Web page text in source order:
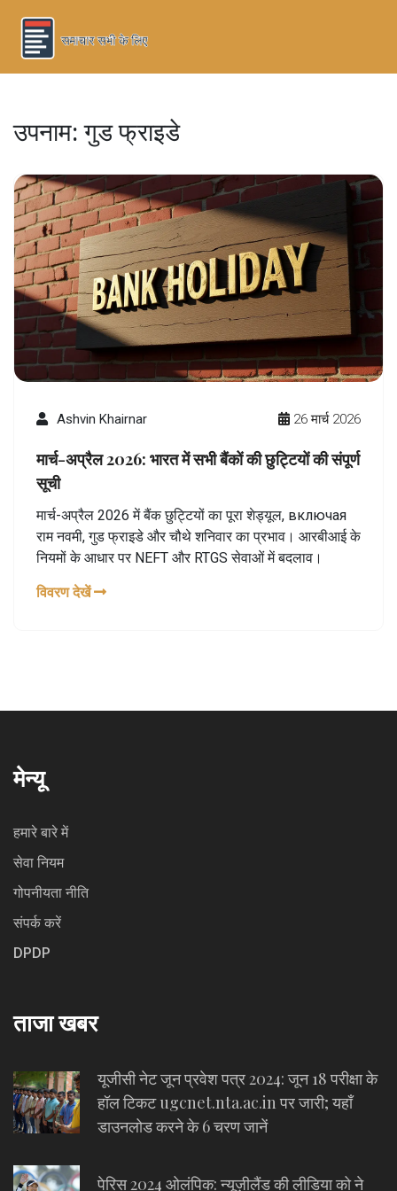
उपनाम: गुड फ्राइडे
Ashvin Khairnar 26 मार्च 2026
मार्च-अप्रैल 2026: भारत में सभी बैंकों की छुट्टियों की संपूर्ण
सूची
मार्च-अप्रैल 2026 में बैंक छुट्टियों का पूरा शेड्यूल, включая
राम नवमी, गुड फ्राइडे और चौथे शनिवार का प्रभाव। आरबीआई के
नियमों के आधार पर NEFT और RTGS सेवाओं में बदलाव।
विवरण देखें
मेन्यू
हमारे बारे में
सेवा नियम
गोपनीयता नीति
संपर्क करें
DPDP
ताजा खबर
यूजीसी नेट जून प्रवेश पत्र 2024: जून 18 परीक्षा के
हॉल टिकट ugcnet.nta.ac.in पर जारी; यहाँ
डाउनलोड करने के 6 चरण जानें
पेरिस 2024 ओलंपिक: न्यूज़ीलैंड की लीडिया को ने